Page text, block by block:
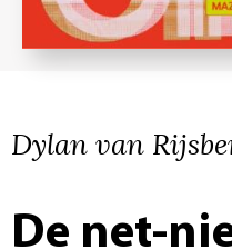
Dylan van
De net-